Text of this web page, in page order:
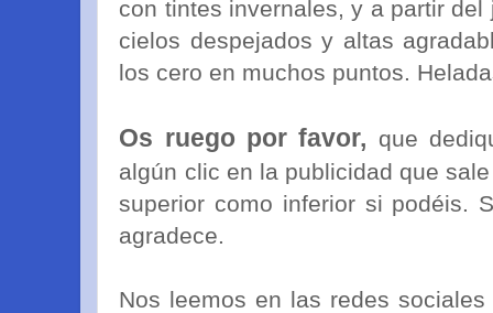
con tintes invernales, y a partir
cielos despejados y altas
los cero en muchos puntos.
Os ruego por favor, que
algún clic en la publicidad que
superior como inferior si podéis.
agradece.
Nos leemos en las redes